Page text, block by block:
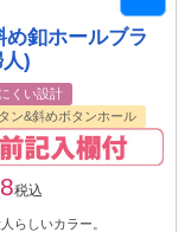
め釦ホールブラ
)
くい設計
ン&斜めボタンホール
税込
らしいカラー。